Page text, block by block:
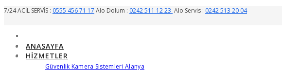
7/24 ACİL SERVİS : 0555 456 71 17 Alo Dolum : 0242 511 12 23 Alo Servis : 0242 513 20 04
ANASAYFA
HIZMETLER
Güvenlik Kamera Sistemleri Alanya